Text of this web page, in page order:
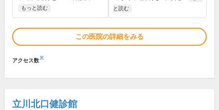
もっと読む
と読む
この医院の詳細をみる
アクセス数※
立川北口健診館